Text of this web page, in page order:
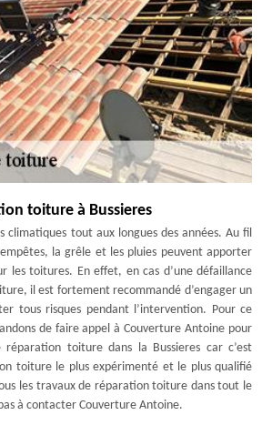
toiture à Bussieres
climatiques tout aux longues des années. Au fil
la grêle et les pluies peuvent apporter
les toitures. En effet, en cas d’une défaillance
il est fortement recommandé d’engager un
tous risques pendant l’intervention. Pour ce
de faire appel à Couverture Antoine pour
toiture dans la Bussieres car c’est
toiture le plus expérimenté et le plus qualifié
les travaux de réparation toiture dans tout le
à contacter Couverture Antoine.